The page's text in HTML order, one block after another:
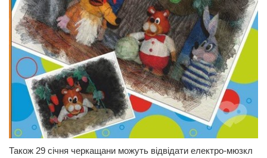
Також 29 січня черкащани можуть відвідати електро-мюзкл